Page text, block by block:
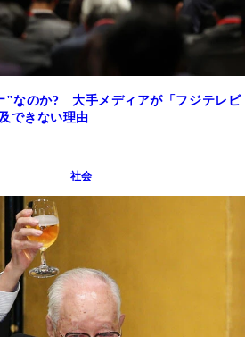
"なのか? 大手メディアが「フジテレビ
できない理由
社会